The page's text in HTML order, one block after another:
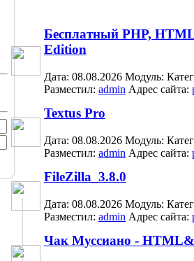
Бесплатный PHP,
Edition
Дата: 08.08.2026 Модуль:
Разместил: admin Адрес сайта:
Textus Pro
Дата: 08.08.2026 Модуль:
Разместил: admin Адрес сайта:
FileZilla_3.8.0
Дата: 08.08.2026 Модуль:
Разместил: admin Адрес сайта:
Чак Муссиано -